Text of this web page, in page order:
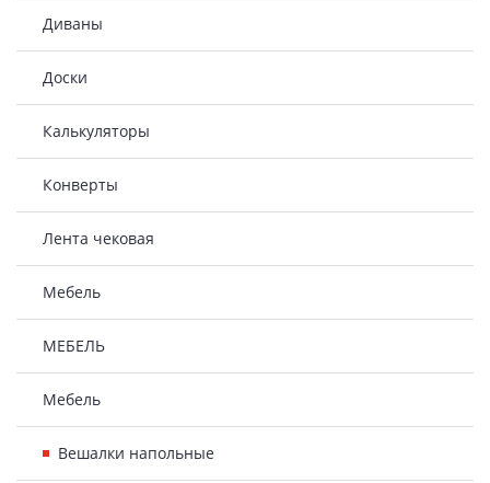
Диваны
Доски
Калькуляторы
Конверты
Лента чековая
Мебель
МЕБЕЛЬ
Мебель
Вешалки напольные